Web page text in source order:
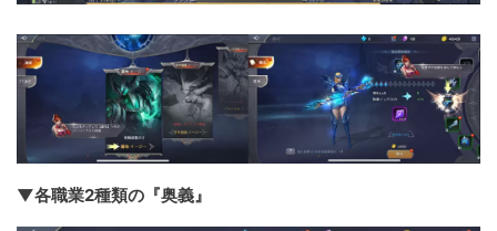
▼各職業2種類の『奥義』